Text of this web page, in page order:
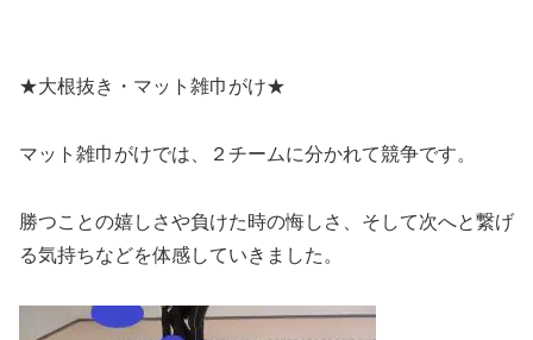
★大根抜き・マット雑巾がけ★
マット雑巾がけでは、２チームに分かれて競争です。
勝つことの嬉しさや負けた時の悔しさ、そして次へと繋げ
る気持ちなどを体感していきました。